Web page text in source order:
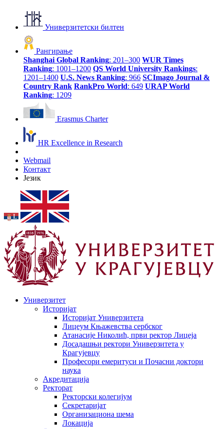
Универзитетски билтен
Рангирање
Shanghai Global Ranking: 201–300 WUR Times
Ranking: 1001–1200 QS World University Rankings:
1201–1400 U.S. News Ranking: 966 SCImago Journal &
Country Rank RankPro World: 649 URAP World
Ranking: 1209
Erasmus Charter
HR Excellence in Research
Webmail
Контакт
Језик
Универзитет
Историјат
Историјат Универзитета
Лицеум Књажевства сербског
Атанасије Николић, први ректор Лицеја
Досадашњи ректори Универзитета у
Крагујевцу
Професори емеритуси и Почасни доктори
наука
Акредитација
Ректорат
Ректорски колегијум
Секретаријат
Организациона шема
Локација